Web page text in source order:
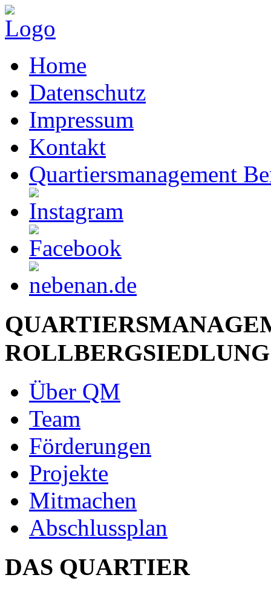
Home
Datenschutz
Impressum
Kontakt
Quartiersmanagement
ROLLBERGSIEDLUNG
Über QM
Team
Förderungen
Projekte
Mitmachen
Abschlussplan
DAS QUARTIER